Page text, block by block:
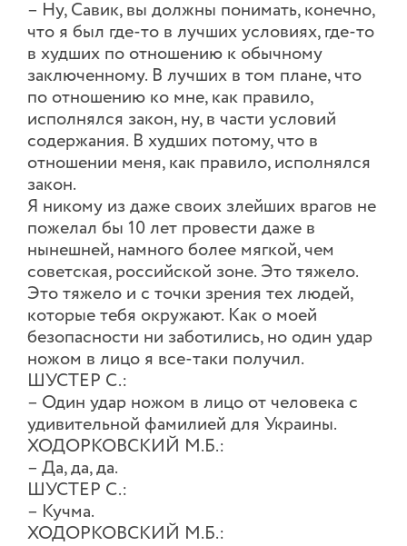
– Ну, Савик, вы должны понимать, конечно,
что я был где-то в лучших условиях, где-то
в худших по отношению к обычному
заключенному. В лучших в том плане, что
по отношению ко мне, как правило,
исполнялся закон, ну, в части условий
содержания. В худших потому, что в
отношении меня, как правило, исполнялся
закон.
Я никому из даже своих злейших врагов не
пожелал бы 10 лет провести даже в
нынешней, намного более мягкой, чем
советская, российской зоне. Это тяжело.
Это тяжело и с точки зрения тех людей,
которые тебя окружают. Как о моей
безопасности ни заботились, но один удар
ножом в лицо я все-таки получил.
ШУСТЕР С.:
– Один удар ножом в лицо от человека с
удивительной фамилией для Украины.
ХОДОРКОВСКИЙ М.Б.:
– Да, да, да.
ШУСТЕР С.:
– Кучма.
ХОДОРКОВСКИЙ М.Б.: